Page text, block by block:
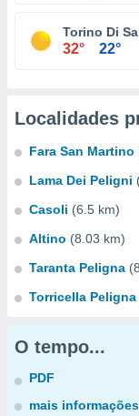
Torino Di
32° 22°
Localidades
Fara San Martino
Lama Dei Peligni
Casoli (6.5 km)
Altino (8.03 km)
Taranta Peligna
Torricella Peligna
O tempo...
PDF
mais informações